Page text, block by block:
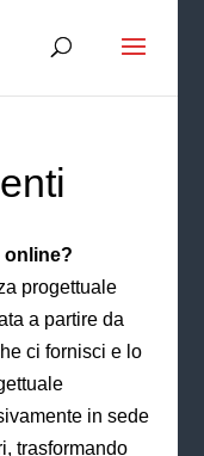
online?
progettuale
a partire da
ci fornisci e lo
in sede
trasformando